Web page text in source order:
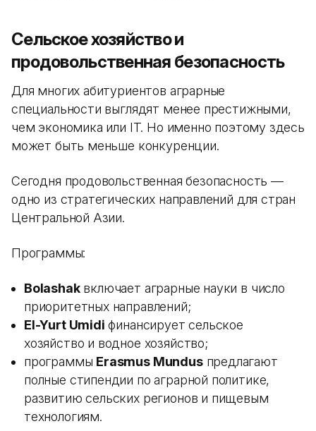
Сельское хозяйство и
продовольственная безопасность
Для многих абитуриентов аграрные
специальности выглядят менее престижными,
чем экономика или IT. Но именно поэтому здесь
может быть меньше конкуренции.
Сегодня продовольственная безопасность —
одно из стратегических направлений для стран
Центральной Азии.
Программы:
Bolashakвключает аграрные науки в число
приоритетных направлений;
El-Yurt Umidi финансирует сельское
хозяйство и водное хозяйство;
программы Erasmus Mundusпредлагают
полные стипендии по аграрной политике,
развитию сельских регионов и пищевым
технологиям.